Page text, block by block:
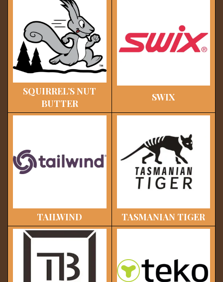
SQUIRREL’S NUT
BUTTER
SWIX
TAILWIND TASMANIAN TIGER